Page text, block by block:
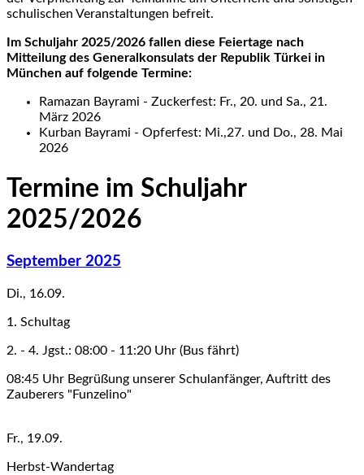
schulischen Veranstaltungen befreit.
Im Schuljahr 2025/2026 fallen diese Feiertage nach
Mitteilung des Generalkonsulats der Republik Türkei in
München auf folgende Termine:
Ramazan Bayrami - Zuckerfest: Fr., 20. und Sa., 21.
März 2026
Kurban Bayrami - Opferfest: Mi.,27. und Do., 28. Mai
2026
Termine im Schuljahr
2025/2026
September 2025
Di., 16.09.
1. Schultag
2. - 4. Jgst.: 08:00 - 11:20 Uhr (Bus fährt)
08:45 Uhr Begrüßung unserer Schulanfänger, Auftritt des
Zauberers "Funzelino"
Fr., 19.09.
Herbst-Wandertag